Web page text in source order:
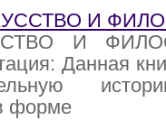
И
И
Данная
форме